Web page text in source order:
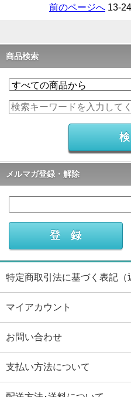
前のページへ 13-
商品検索
メルマガ登録・解除
特定商取引法に基づく表記（
マイアカウント
お問い合わせ
支払い方法について